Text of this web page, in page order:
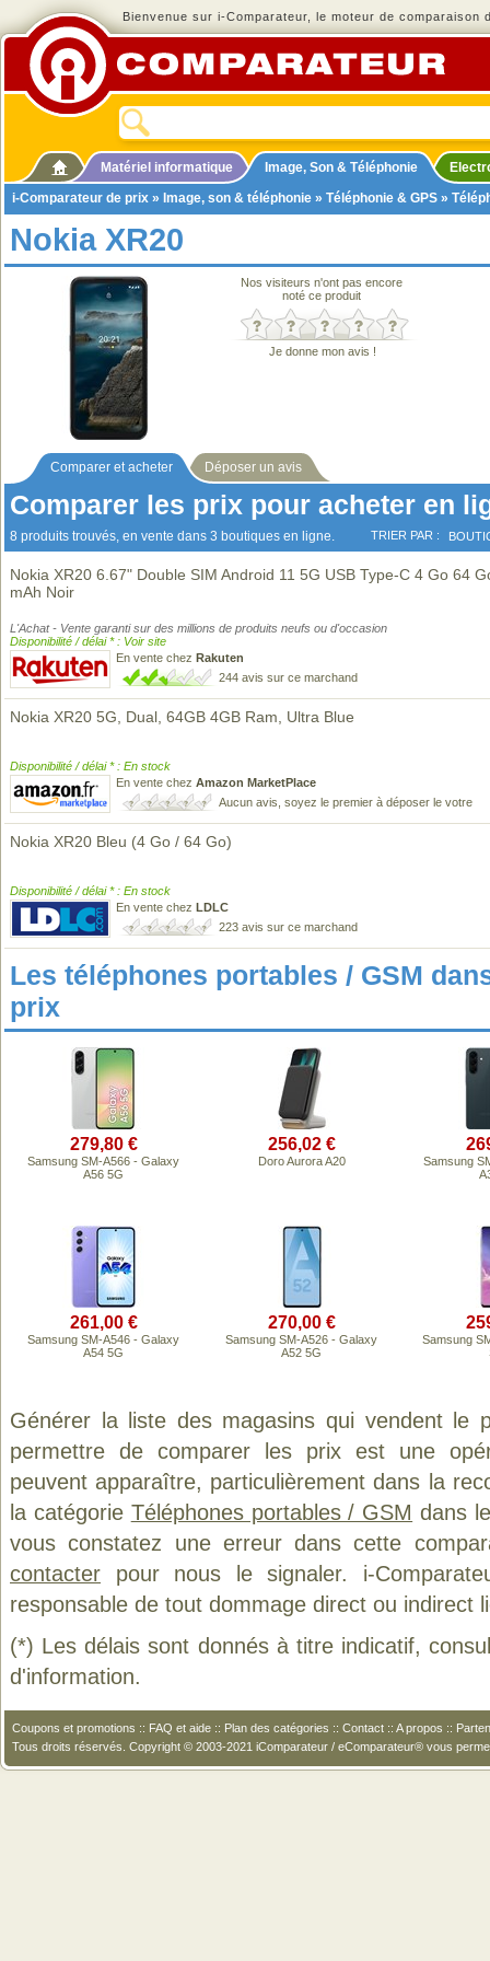
Bienvenue sur i-Comparateur, le moteur de comparaison
Matériel informatique Image, Son & Téléphonie
i-Comparateur de prix » Image, son & téléphonie » Téléphonie & GPS »
Nokia XR20
Nos visiteurs n'ont pas encore
noté ce produit
Je donne mon avis !
Comparer et acheter Déposer un avis
Comparer les prix pour acheter en
8 produits trouvés, en vente dans 3 boutiques en ligne. TRIER PAR :
Nokia XR20 6.67" Double SIM Android 11 5G USB Type-C 4 Go 64
mAh Noir
L'Achat - Vente garanti sur des millions de produits neufs ou d'occasion
Disponibilité / délai * : Voir site
En vente chez Rakuten
244 avis sur ce marchand
Nokia XR20 5G, Dual, 64GB 4GB Ram, Ultra Blue
Disponibilité / délai * : En stock
En vente chez Amazon MarketPlace
Aucun avis, soyez le premier à déposer le votre
Nokia XR20 Bleu (4 Go / 64 Go)
Disponibilité / délai * : En stock
En vente chez LDLC
223 avis sur ce marchand
Les téléphones portables / GSM
prix
279,80 €
Samsung SM-A566 - Galaxy
A56 5G
256,02 €
Doro Aurora A20
Samsung
261,00 €
Samsung SM-A546 - Galaxy
A54 5G
270,00 €
Samsung SM-A526 - Galaxy
A52 5G
Samsung
Générer la liste des magasins qui vendent le
permettre de comparer les prix est une
peuvent apparaître, particulièrement dans la
la catégorie Téléphones portables / GSM dans
vous constatez une erreur dans cette
contacter pour nous le signaler. i-
responsable de tout dommage direct ou indirect
(*) Les délais sont donnés à titre indicatif,
d'information.
Coupons et promotions :: FAQ et aide :: Plan des catégories :: Contact :: A propos ::
Tous droits réservés. Copyright © 2003-2021 iComparateur / eComparateur® vous